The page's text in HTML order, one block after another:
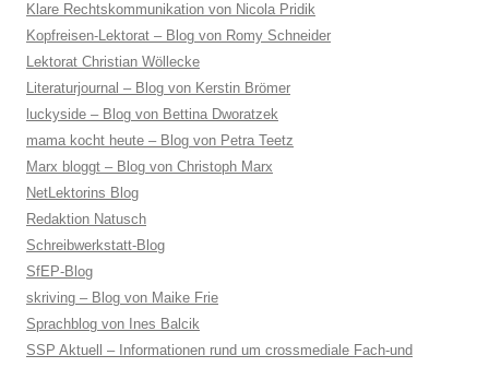
Klare Rechtskommunikation von Nicola Pridik
Kopfreisen-Lektorat – Blog von Romy Schneider
Lektorat Christian Wöllecke
Literaturjournal – Blog von Kerstin Brömer
luckyside – Blog von Bettina Dworatzek
mama kocht heute – Blog von Petra Teetz
Marx bloggt – Blog von Christoph Marx
NetLektorins Blog
Redaktion Natusch
Schreibwerkstatt-Blog
SfEP-Blog
skriving – Blog von Maike Frie
Sprachblog von Ines Balcik
SSP Aktuell – Informationen rund um crossmediale Fach-und